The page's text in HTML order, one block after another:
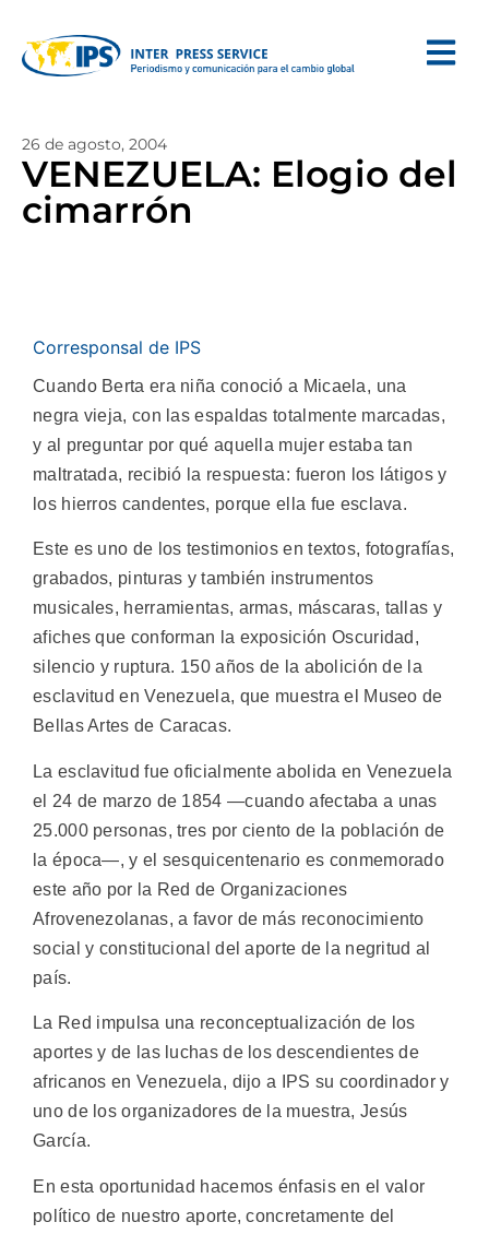
26 de agosto, 2004
VENEZUELA: Elogio del
cimarrón
Corresponsal de IPS
Cuando Berta era niña conoció a Micaela, una
negra vieja, con las espaldas totalmente marcadas,
y al preguntar por qué aquella mujer estaba tan
maltratada, recibió la respuesta: fueron los látigos y
los hierros candentes, porque ella fue esclava.
Este es uno de los testimonios en textos, fotografías,
grabados, pinturas y también instrumentos
musicales, herramientas, armas, máscaras, tallas y
afiches que conforman la exposición Oscuridad,
silencio y ruptura. 150 años de la abolición de la
esclavitud en Venezuela, que muestra el Museo de
Bellas Artes de Caracas.
La esclavitud fue oficialmente abolida en Venezuela
el 24 de marzo de 1854 —cuando afectaba a unas
25.000 personas, tres por ciento de la población de
la época—, y el sesquicentenario es conmemorado
este año por la Red de Organizaciones
Afrovenezolanas, a favor de más reconocimiento
social y constitucional del aporte de la negritud al
país.
La Red impulsa una reconceptualización de los
aportes y de las luchas de los descendientes de
africanos en Venezuela, dijo a IPS su coordinador y
uno de los organizadores de la muestra, Jesús
García.
En esta oportunidad hacemos énfasis en el valor
político de nuestro aporte, concretamente del